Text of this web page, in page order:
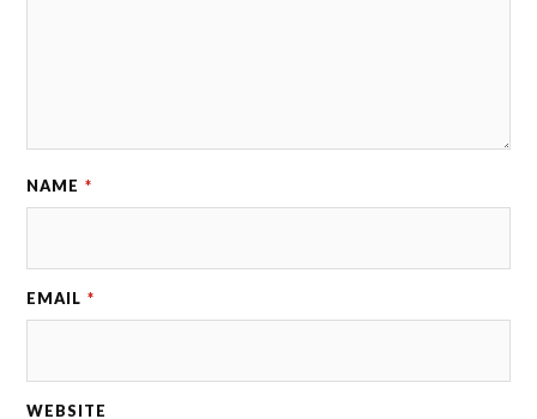
NAME *
EMAIL *
WEBSITE